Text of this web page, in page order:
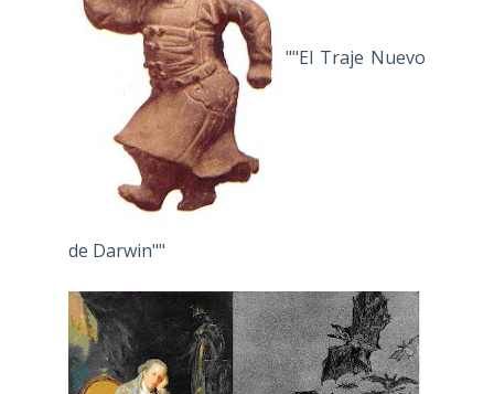
""El Traje Nuevo
de Darwin""